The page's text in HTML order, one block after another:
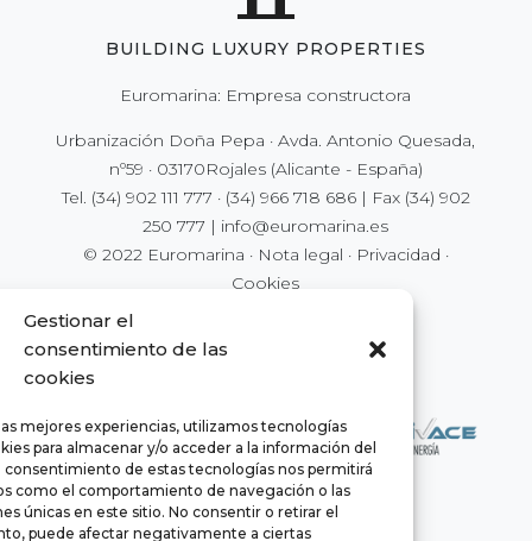
Gestionar el
consentimiento de las
cookies
mejores experiencias, utilizamos tecnologías
para almacenar y/o acceder a la información del
consentimiento de estas tecnologías nos permitirá
como el comportamiento de navegación o las
únicas en este sitio. No consentir o retirar el
puede afectar negativamente a ciertas
BUILDING LUXURY PROPERTIES
Euromarina: Empresa constructora
Urbanización Doña Pepa · Avda. Antonio Quesada,
nº59 · 03170Rojales (Alicante - España)
Tel. (34) 902 111 777 · (34) 966 718 686| Fax (34) 902
250 777 | info@euromarina.es
© 2022 Euromarina · Nota legal · Privacidad ·
Cookies